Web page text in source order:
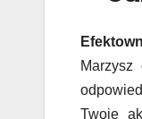
Twoje